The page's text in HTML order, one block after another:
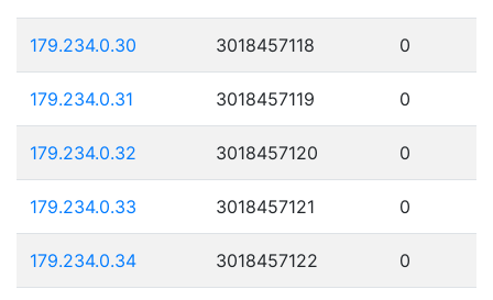
179.234.0.30 3018457118 0
179.234.0.31 3018457119 0
179.234.0.32 3018457120 0
179.234.0.33 3018457121 0
179.234.0.34 3018457122 0